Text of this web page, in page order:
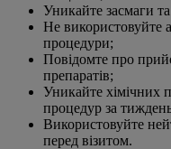
Уникайте засмаги
Не використовуйте
процедури;
Повідомте про
препаратів;
Уникайте хімічних
процедур за тиждень
Використовуйте
перед візитом.